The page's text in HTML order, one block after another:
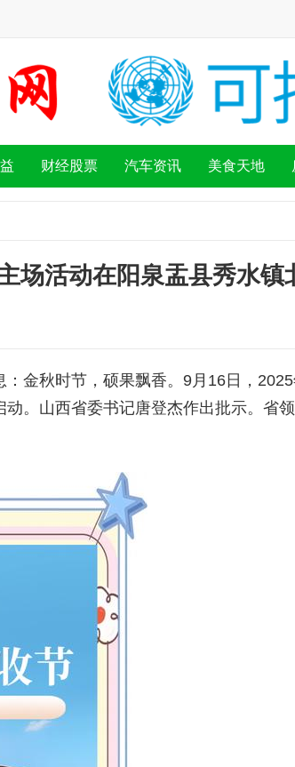
财经股票 汽车资讯 美食天地
场活动在阳泉盂县秀水镇
金秋时节，硕果飘香。9月16日，
。山西省委书记唐登杰作出批示。省领